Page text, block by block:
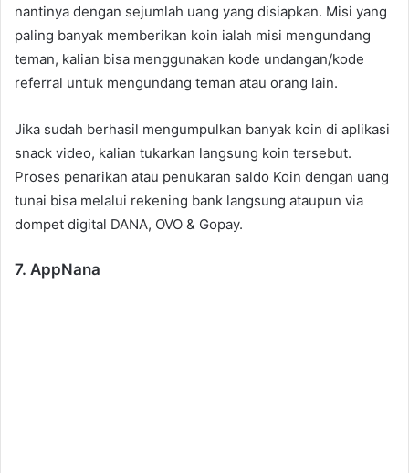
nantinya dengan sejumlah uang yang disiapkan. Misi yang
paling banyak memberikan koin ialah misi mengundang
teman, kalian bisa menggunakan kode undangan/kode
referral untuk mengundang teman atau orang lain.
Jika sudah berhasil mengumpulkan banyak koin di aplikasi
snack video, kalian tukarkan langsung koin tersebut.
Proses penarikan atau penukaran saldo Koin dengan uang
tunai bisa melalui rekening bank langsung ataupun via
dompet digital DANA, OVO & Gopay.
7. AppNana